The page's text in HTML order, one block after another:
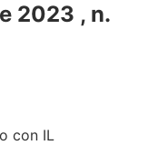
2023 , n.
con IL